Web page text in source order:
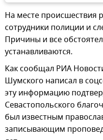
На месте происшествия
сотрудники полиции и
Причины и все
устанавливаются.
Как сообщал РИА
Шумского написал в
эту информацию
Севастопольского
был известным
записывающим